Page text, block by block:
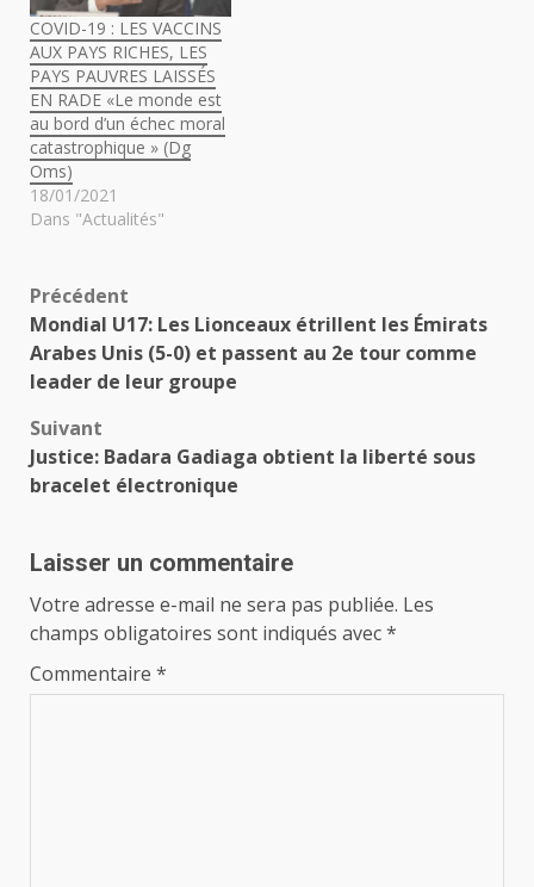
COVID-19 : LES VACCINS
AUX PAYS RICHES, LES
PAYS PAUVRES LAISSÉS
EN RADE «Le monde est
au bord d’un échec moral
catastrophique » (Dg
Oms)
18/01/2021
Dans "Actualités"
Navigation
d’article
Précédent
Mondial U17: Les Lionceaux étrillent les Émirats
Arabes Unis (5-0) et passent au 2e tour comme
leader de leur groupe
Suivant
Justice: Badara Gadiaga obtient la liberté sous
bracelet électronique
Laisser un commentaire
Votre adresse e-mail ne sera pas publiée. Les
champs obligatoires sont indiqués avec*
Commentaire *